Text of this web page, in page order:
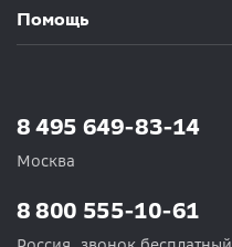
Помощь
8 495 649-83-14
Москва
8 800 555-10-61